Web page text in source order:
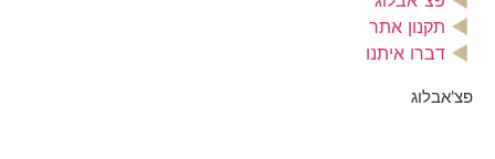
תקנון אתר
דברו איתנו
פצ'אבלוג